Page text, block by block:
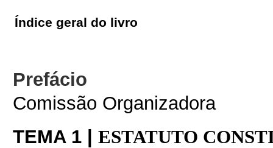
Índice geral do livro
Prefácio
Comissão Organizadora
TEMA 1 | ESTATUTO